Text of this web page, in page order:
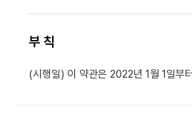
부 칙
(시행일) 이 약관은 2022년 1월 1일부